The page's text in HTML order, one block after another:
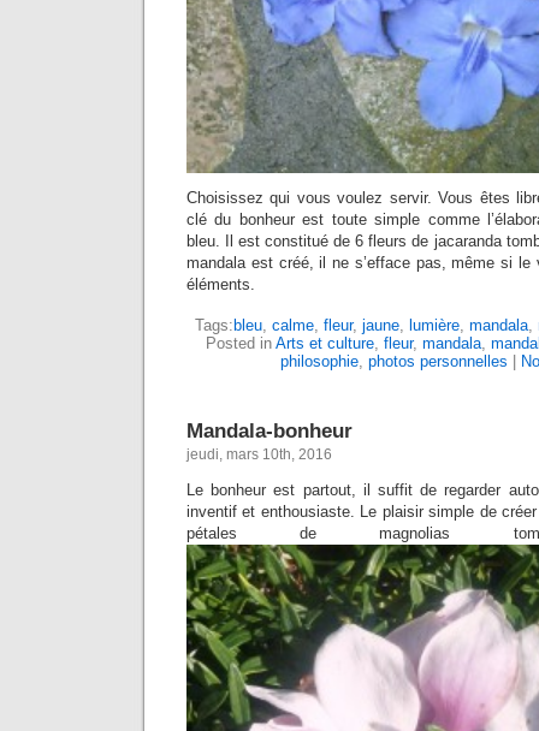
Choisissez qui vous voulez servir. Vous êtes
clé du bonheur est toute simple comme
bleu. Il est constitué de 6 fleurs de jacaranda
mandala est créé, il ne s’efface pas, même si le
éléments.
Tags: bleu, calme, fleur, jaune, lumière, mandala,
Posted in Arts et culture, fleur, mandala,
philosophie, photos personnelles
Mandala-bonheur
jeudi, mars 10th, 2016
Le bonheur est partout, il suffit de regarder
inventif et enthousiaste. Le plaisir simple de
pétales de magnolias